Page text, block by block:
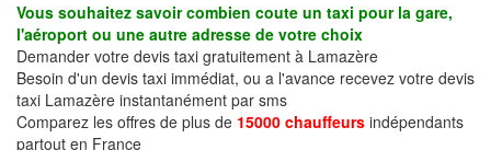
Vous souhaitez savoir combien coute un taxi pour la gare,
l'aéroport ou une autre adresse de votre choix
Demander votre devis taxi gratuitement à Lamazère
Besoin d'un devis taxi immédiat, ou a l'avance recevez votre devis
taxi Lamazère instantanément par sms
Comparez les offres de plus de 15000 chauffeurs indépendants
partout en France